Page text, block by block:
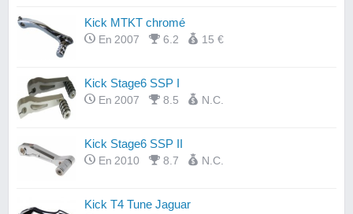
Kick MTKT chromé
En 2007 6.2 15 €
Kick Stage6 SSP I
En 2007 8.5 N.C.
Kick Stage6 SSP II
En 2010 8.7 N.C.
Kick T4 Tune Jaguar